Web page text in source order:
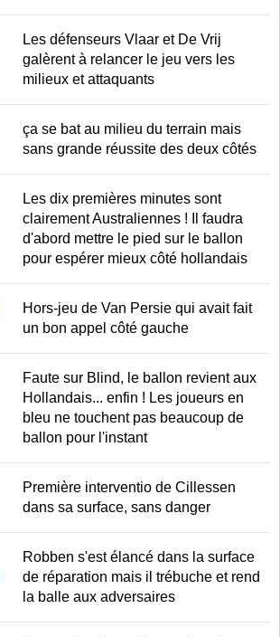
Les défenseurs Vlaar et De Vrij
galèrent à relancer le jeu vers les
milieux et attaquants
ça se bat au milieu du terrain mais
sans grande réussite des deux côtés
Les dix premières minutes sont
clairement Australiennes ! Il faudra
d'abord mettre le pied sur le ballon
pour espérer mieux côté hollandais
Hors-jeu de Van Persie qui avait fait
un bon appel côté gauche
Faute sur Blind, le ballon revient aux
Hollandais... enfin ! Les joueurs en
bleu ne touchent pas beaucoup de
ballon pour l'instant
Première interventio de Cillessen
dans sa surface, sans danger
Robben s'est élancé dans la surface
de réparation mais il trébuche et rend
la balle aux adversaires